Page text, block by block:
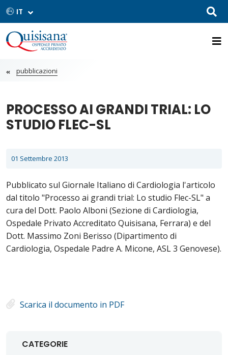
pubblicazioni
PROCESSO AI GRANDI TRIAL: LO
STUDIO FLEC-SL
01 Settembre 2013
Pubblicato sul Giornale Italiano di Cardiologia l'articolo
dal titolo "Processo ai grandi trial: Lo studio Flec-SL" a
cura del Dott. Paolo Alboni (Sezione di Cardiologia,
Ospedale Privato Accreditato Quisisana, Ferrara) e del
Dott. Massimo Zoni Berisso (Dipartimento di
Cardiologia, Ospedale Padre A. Micone, ASL 3 Genovese).
Scarica il documento in PDF
CATEGORIE